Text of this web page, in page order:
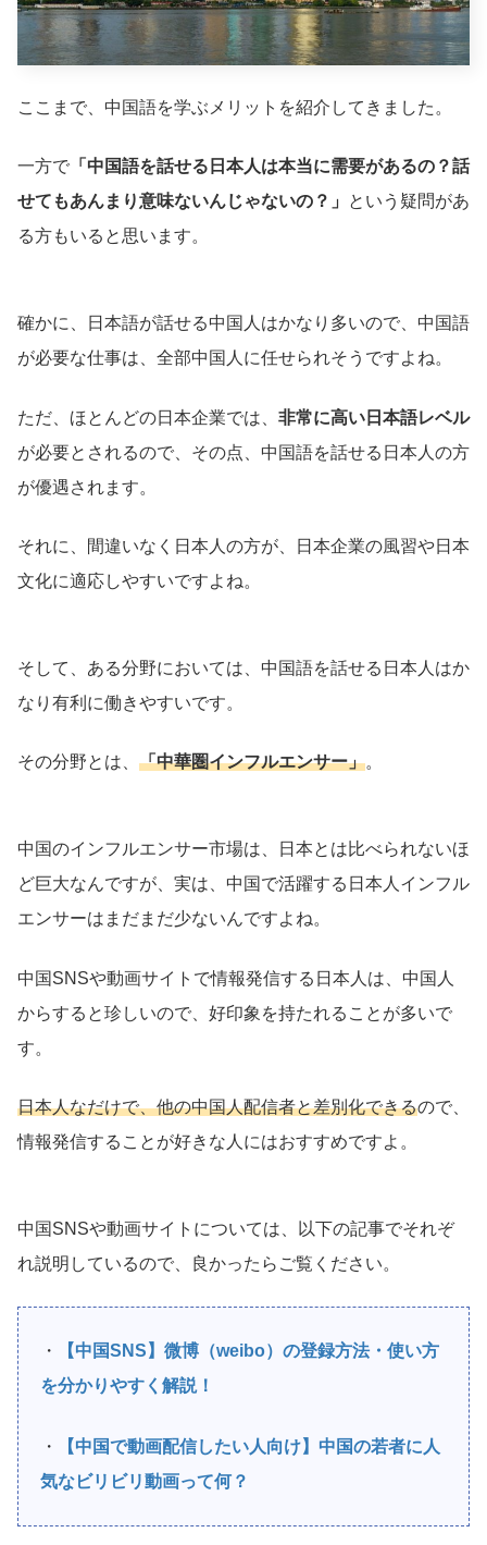
ここまで、中国語を学ぶメリットを紹介してきました。
一方で 「中国語を話せる日本人は本当に需要があるの？話
せてもあんまり意味ないんじゃないの？」
という疑問があ
る方もいると思います。
確かに、日本語が話せる中国人はかなり多いので、中国語
が必要な仕事は、全部中国人に任せられそうですよね。
ただ、ほとんどの日本企業では、 非常に高い日本語レベル
が必要とされるので、その点、中国語を話せる日本人の方
が優遇されます。
それに、間違いなく日本人の方が、日本企業の風習や日本
文化に適応しやすいですよね。
そして、ある分野においては、中国語を話せる日本人はか
なり有利に働きやすいです。
その分野とは、 「中華圏インフルエンサー」。
中国のインフルエンサー市場は、日本とは比べられないほ
ど巨大なんですが、実は、中国で活躍する日本人インフル
エンサーはまだまだ少ないんですよね。
中国SNSや動画サイトで情報発信する日本人は、中国人
からすると珍しいので、好印象を持たれることが多いで
す。
日本人なだけで、他の中国人配信者と差別化できるので、
情報発信することが好きな人にはおすすめですよ。
中国SNSや動画サイトについては、以下の記事でそれぞ
れ説明しているので、良かったらご覧ください。
・
【中国SNS】微博（weibo）の登録方法・使い方
を分かりやすく解説！
・
【中国で動画配信したい人向け】中国の若者に人
気なビリビリ動画って何？